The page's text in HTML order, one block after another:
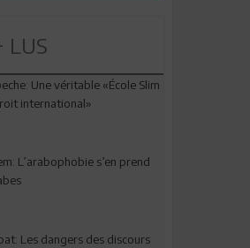
LUS
Une véritable «École Slim
international»
L’arabophobie s’en prend
Les dangers des discours